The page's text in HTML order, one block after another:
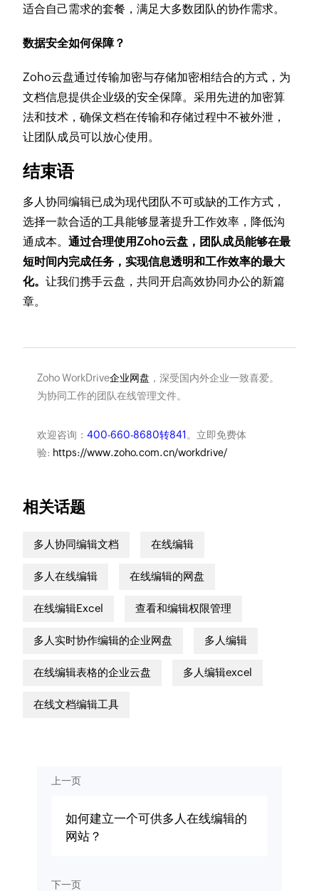
适合自己需求的套餐，满足大多数团队的协作需求。
数据安全如何保障？
Zoho云盘通过传输加密与存储加密相结合的方式，为
文档信息提供企业级的安全保障。采用先进的加密算
法和技术，确保文档在传输和存储过程中不被外泄，
让团队成员可以放心使用。
结束语
多人协同编辑已成为现代团队不可或缺的工作方式，
选择一款合适的工具能够显著提升工作效率，降低沟
通成本。通过合理使用Zoho云盘，团队成员能够在最
短时间内完成任务，实现信息透明和工作效率的最大
化。让我们携手云盘，共同开启高效协同办公的新篇
章。
Zoho WorkDrive企业网盘 ，深受国内外企业一致喜爱。
为协同工作的团队在线管理文件。
欢迎咨询： 400-660-8680转841 。立即免费体
验: https://www.zoho.com.cn/workdrive/
相关话题
多人协同编辑文档 在线编辑
多人在线编辑 在线编辑的网盘
在线编辑Excel 查看和编辑权限管理
多人实时协作编辑的企业网盘 多人编辑
在线编辑表格的企业云盘 多人编辑excel
在线文档编辑工具
上一页
如何建立一个可供多人在线编辑的
网站？
下一页